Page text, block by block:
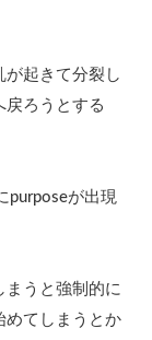
が起きて分裂し
戻ろうとする
purposeが出現
うと強制的に
めてしまうとか